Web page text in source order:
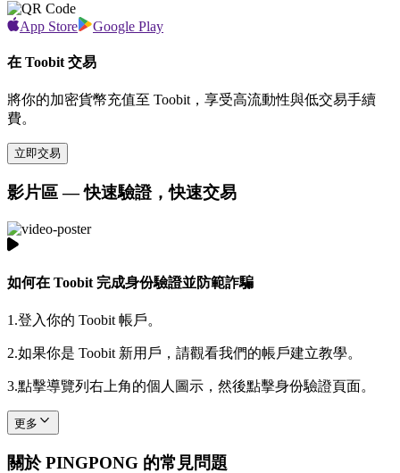
App Store Google Play
在 Toobit 交易
將你的加密貨幣充值至 Toobit，享受高流動性與低交易手續
費。
立即交易
影片區 — 快速驗證，快速交易
如何在 Toobit 完成身份驗證並防範詐騙
1.登入你的 Toobit 帳戶。
2.如果你是 Toobit 新用戶，請觀看我們的帳戶建立教學。
3.點擊導覽列右上角的個人圖示，然後點擊身份驗證頁面。
更多
關於 PINGPONG 的常見問題